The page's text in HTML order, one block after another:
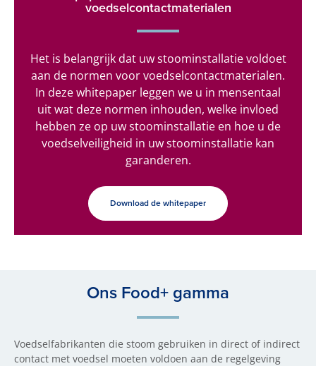
voedselcontactmaterialen
Het is belangrijk dat uw stoominstallatie voldoet
aan de normen voor voedselcontactmaterialen.
In deze whitepaper leggen we u in mensentaal
uit wat deze normen inhouden, welke invloed
hebben ze op uw stoominstallatie en hoe u de
voedselveiligheid in uw stoominstallatie kan
garanderen.
Download de whitepaper
Ons Food+ gamma
Voedselfabrikanten die stoom gebruiken in direct of indirect
contact met voedsel moeten voldoen aan de regelgeving